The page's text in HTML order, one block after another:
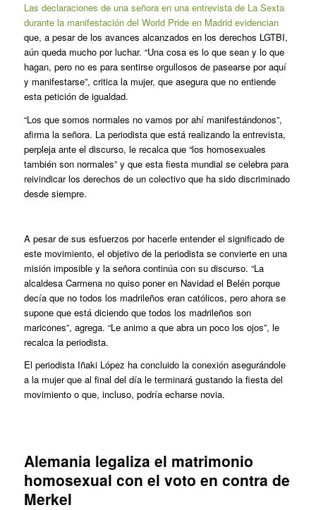
Las declaraciones de una señora en una entrevista de La Sexta
durante la manifestación del World Pride en Madrid evidencian
que, a pesar de los avances alcanzados en los derechos LGTBI,
aún queda mucho por luchar. “Una cosa es lo que sean y lo que
hagan, pero no es para sentirse orgullosos de pasearse por aquí
y manifestarse”, critica la mujer, que asegura que no entiende
esta petición de igualdad.
“Los que somos normales no vamos por ahí manifestándonos”,
afirma la señora. La periodista que está realizando la entrevista,
perpleja ante el discurso, le recalca que “los homosexuales
también son normales” y que esta fiesta mundial se celebra para
reivindicar los derechos de un colectivo que ha sido discriminado
desde siempre.
A pesar de sus esfuerzos por hacerle entender el significado de
este movimiento, el objetivo de la periodista se convierte en una
misión imposible y la señora continúa con su discurso. “La
alcaldesa Carmena no quiso poner en Navidad el Belén porque
decía que no todos los madrileños eran católicos, pero ahora se
supone que está diciendo que todos los madrileños son
maricones”, agrega. “Le animo a que abra un poco los ojos”, le
recalca la periodista.
El periodista Iñaki López ha concluido la conexión asegurándole
a la mujer que al final del día le terminará gustando la fiesta del
movimiento o que, incluso, podría echarse novia.
Alemania legaliza el matrimonio
homosexual con el voto en contra de
Merkel